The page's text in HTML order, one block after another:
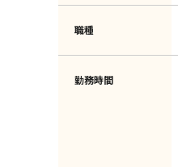
職種
勤務時間